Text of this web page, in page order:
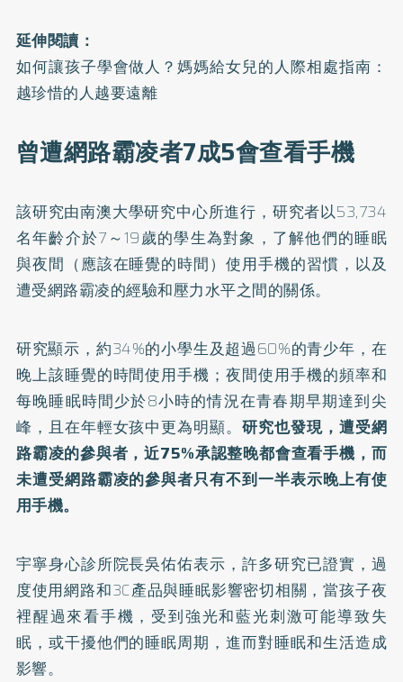
延伸閱讀：
如何讓孩子學會做人？媽媽給女兒的人際相處指南：
越珍惜的人越要遠離
曾遭網路霸凌者7成5會查看手機
該研究由南澳大學研究中心所進行，研究者以53,734
名年齡介於7～19歲的學生為對象，了解他們的睡眠
與夜間（應該在睡覺的時間）使用手機的習慣，以及
遭受網路霸凌的經驗和壓力水平之間的關係。
研究顯示，約34%的小學生及超過60%的青少年，在
晚上該睡覺的時間使用手機；夜間使用手機的頻率和
每晚睡眠時間少於8小時的情況在青春期早期達到尖
峰，且在年輕女孩中更為明顯。研究也發現，遭受網
路霸凌的參與者，近75%承認整晚都會查看手機，而
未遭受網路霸凌的參與者只有不到一半表示晚上有使
用手機。
宇寧身心診所院長吳佑佑表示，許多研究已證實，過
度使用網路和3C產品與睡眠影響密切相關，當孩子夜
裡醒過來看手機，受到強光和藍光刺激可能導致失
眠，或干擾他們的睡眠周期，進而對睡眠和生活造成
影響。